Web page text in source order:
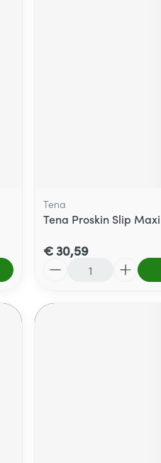
Tena
Tena Proskin Slip
€ 30,59